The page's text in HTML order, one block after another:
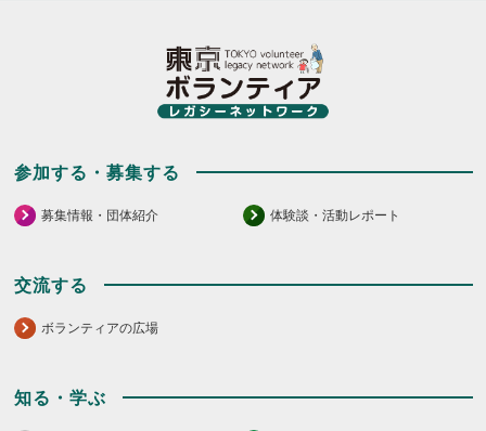
参加する・募集する
募集情報・団体紹介 体験談・活動レポート
交流する
ボランティアの広場
知る・学ぶ